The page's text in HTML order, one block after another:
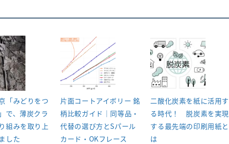
「みどりをつ
で、薄炭クラ
組みを取り上
した
片面コートアイボリー 銘
柄比較ガイド｜同等品・
代替の選び方とSパール
カード・OKフレース
二酸化炭素を紙に活用す
る時代！ 脱炭素を実現
する最先端の印刷用紙と
は